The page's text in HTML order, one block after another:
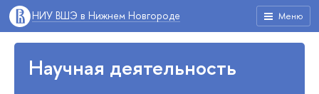
Меню
НИУ ВШЭ в Нижнем Новгороде
Научная деятельность